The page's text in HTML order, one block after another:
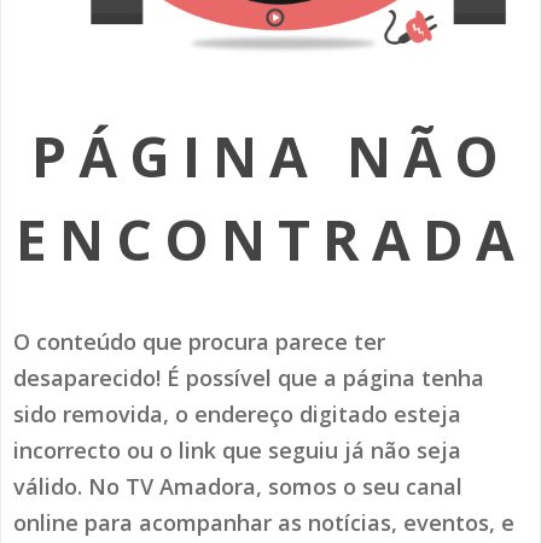
SOMOS TODOS EUROPEUS
AMADORA LIGA À RESILIÊNCIA
(RE) PENSAMENTOS
HISTÓRIAS DE ABRIL
PÁGINA NÃO
ENCONTRADA
O conteúdo que procura parece ter
desaparecido! É possível que a página tenha
sido removida, o endereço digitado esteja
incorrecto ou o link que seguiu já não seja
válido. No TV Amadora, somos o seu canal
online para acompanhar as notícias, eventos, e